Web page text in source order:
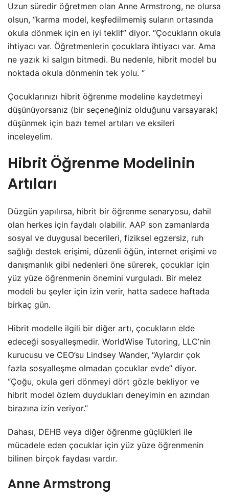
Uzun süredir öğretmen olan Anne Armstrong, ne olursa
olsun, “karma model, keşfedilmemiş suların ortasında
okula dönmek için en iyi teklif” diyor. “Çocukların okula
ihtiyacı var. Öğretmenlerin çocuklara ihtiyacı var. Ama
ne yazık ki salgın bitmedi. Bu nedenle, hibrit model bu
noktada okula dönmenin tek yolu. “
Çocuklarınızı hibrit öğrenme modeline kaydetmeyi
düşünüyorsanız (bir seçeneğiniz olduğunu varsayarak)
düşünmek için bazı temel artıları ve eksileri
inceleyelim.
Hibrit Öğrenme Modelinin
Artıları
Düzgün yapılırsa, hibrit bir öğrenme senaryosu, dahil
olan herkes için faydalı olabilir. AAP son zamanlarda
sosyal ve duygusal becerileri, fiziksel egzersiz, ruh
sağlığı destek erişimi, düzenli öğün, internet erişimi ve
danışmanlık gibi nedenleri öne sürerek, çocuklar için
yüz yüze öğrenmenin önemini vurguladı. Bir melez
modeli bu şeyler için izin verir, hatta sadece haftada
birkaç gün.
Hibrit modelle ilgili bir diğer artı, çocukların elde
edeceği sosyalleşmedir. WorldWise Tutoring, LLC’nin
kurucusu ve CEO’su Lindsey Wander, “Aylardır çok
fazla sosyalleşme olmadan çocuklar evde” diyor.
“Çoğu, okula geri dönmeyi dört gözle bekliyor ve
hibrit model özlem duydukları deneyimin en azından
birazına izin veriyor.”
Dahası, DEHB veya diğer öğrenme güçlükleri ile
mücadele eden çocuklar için yüz yüze öğrenmenin
bilinen birçok faydası vardır.
Anne Armstrong